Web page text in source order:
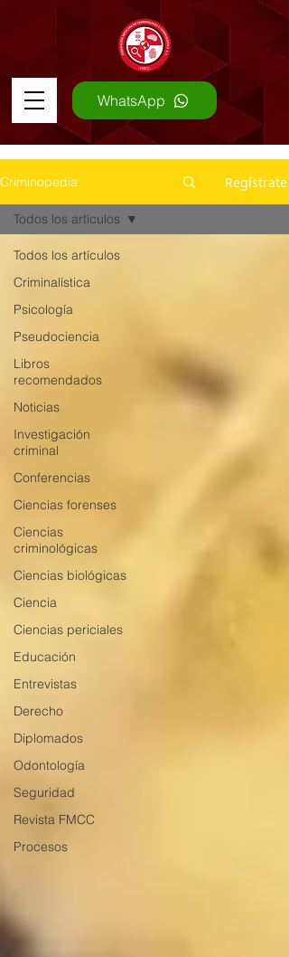
WhatsApp
Criminopedia Regístrate
Todos los artículos
Criminalística
Psicología
Pseudociencia
Libros
recomendados
Noticias
Investigación
criminal
Conferencias
Ciencias forenses
Ciencias
criminológicas
Ciencias biológicas
Ciencia
Ciencias periciales
Educación
Entrevistas
Derecho
Diplomados
Odontología
Seguridad
Revista FMCC
Procesos
Todos los artículos